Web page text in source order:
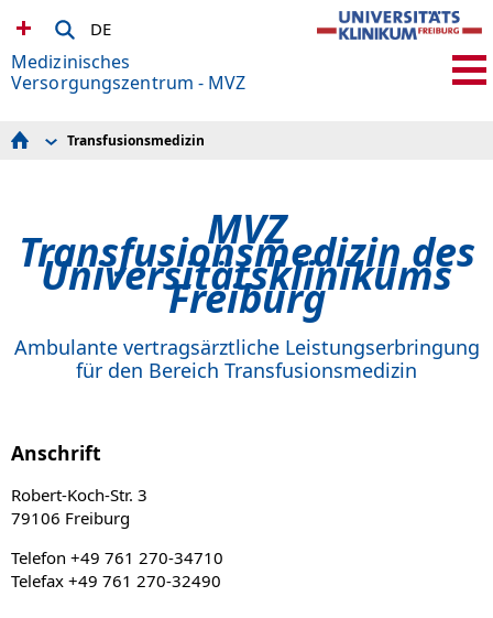
DE
Medizinisches
Versorgungszentrum - MVZ
Transfusionsmedizin
Pathologie
Transfusionsmedizin
MVZ
Transfusionsmedizin des
Universitätsklinikums
Freiburg
Ambulante vertragsärztliche Leistungserbringung
für den Bereich Transfusionsmedizin
Anschrift
Robert-Koch-Str. 3
79106 Freiburg
Telefon +49 761 270-34710
Telefax +49 761 270-32490